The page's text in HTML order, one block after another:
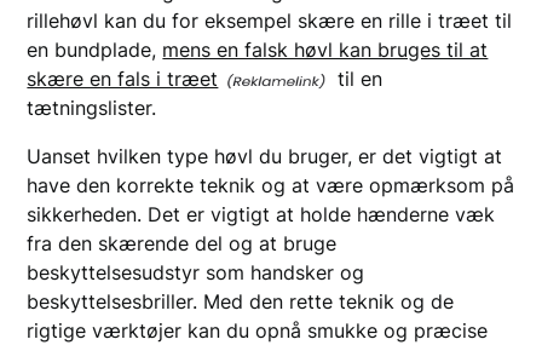
rillehøvl kan du for eksempel skære en rille i træet til
en bundplade, mens en falsk høvl kan bruges til at
skære en fals i træet
til en
tætningslister.
Uanset hvilken type høvl du bruger, er det vigtigt at
have den korrekte teknik og at være opmærksom på
sikkerheden. Det er vigtigt at holde hænderne væk
fra den skærende del og at bruge
beskyttelsesudstyr som handsker og
beskyttelsesbriller. Med den rette teknik og de
rigtige værktøjer kan du opnå smukke og præcise